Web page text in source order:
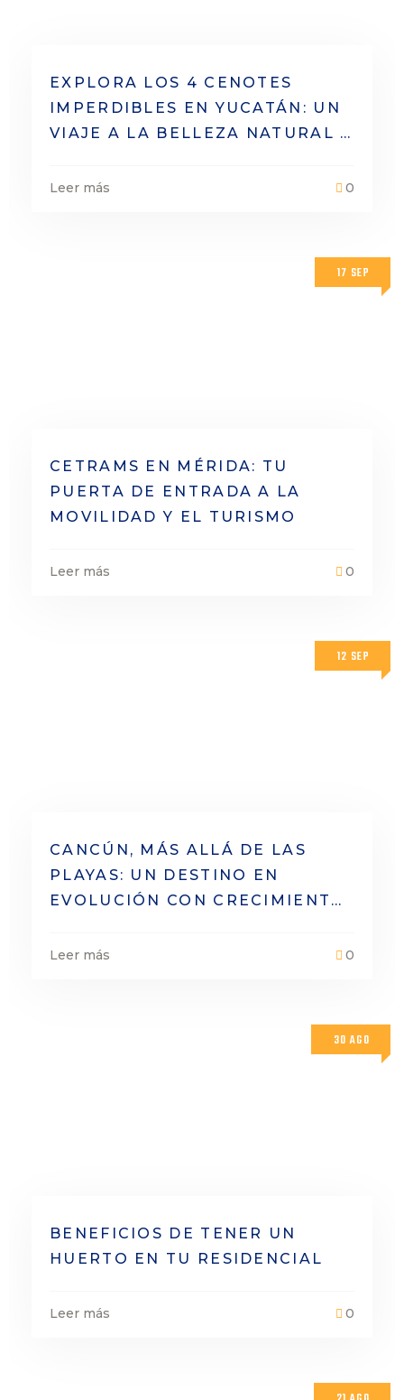
EXPLORA LOS 4 CENOTES
IMPERDIBLES EN YUCATÁN: UN
VIAJE A LA BELLEZA NATURAL Y
Leer más 0
17 SEP
CETRAMS EN MÉRIDA: TU
PUERTA DE ENTRADA A LA
MOVILIDAD Y EL TURISMO
Leer más 0
12 SEP
CANCÚN, MÁS ALLÁ DE LAS
PLAYAS: UN DESTINO EN
EVOLUCIÓN CON CRECIMIENTO
CONECTIVIDAD
Leer más 0
30 AGO
BENEFICIOS DE TENER UN
HUERTO EN TU RESIDENCIAL
Leer más 0